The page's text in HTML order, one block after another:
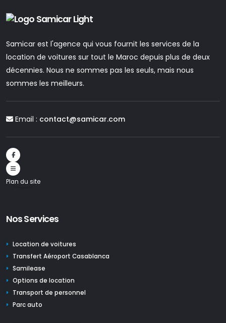
Samicar est l'agence qui vous fournit les services de la
location de voitures sur tout le Maroc depuis plus de deux
décennies. Nous ne sommes pas les seuls, mais nous
sommes les meilleurs.
Email : contact@samicar.com
Plan du site
Nos Services
Location de voitures
Transfert Aéroport Casablanca
Samilease
Options de location
Transport de personnel
Parc auto